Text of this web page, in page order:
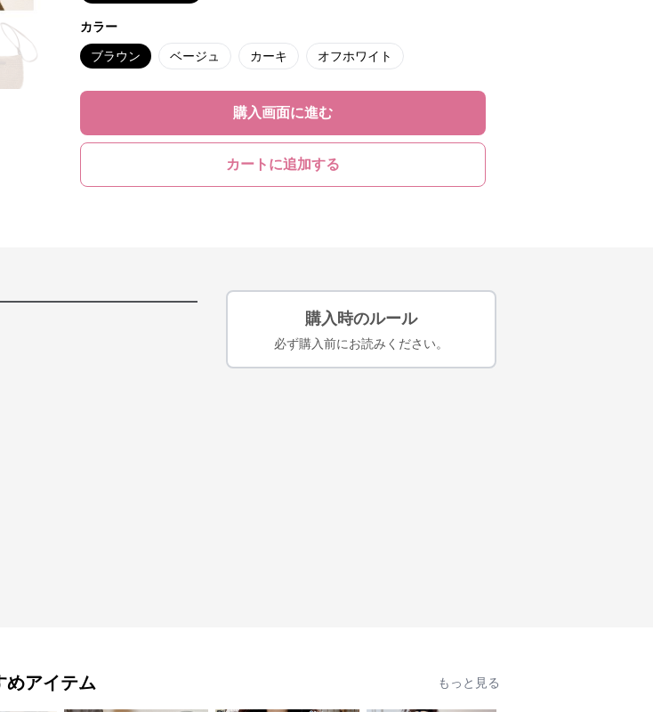
カラー
ブラウン ベージュ カーキ オフホワイト
購入画面に進む
カートに追加する
購入時のルール
必ず購入前にお読みください。
めアイテム もっと見る